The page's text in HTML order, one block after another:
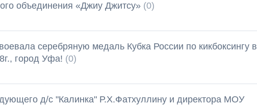
объединения «Джиу Джитсу» (0)
серебряную медаль Кубка России по кикбоксингу в
город Уфа! (0)
д/с "Калинка" Р.Х.Фатхуллину и директора МОУ